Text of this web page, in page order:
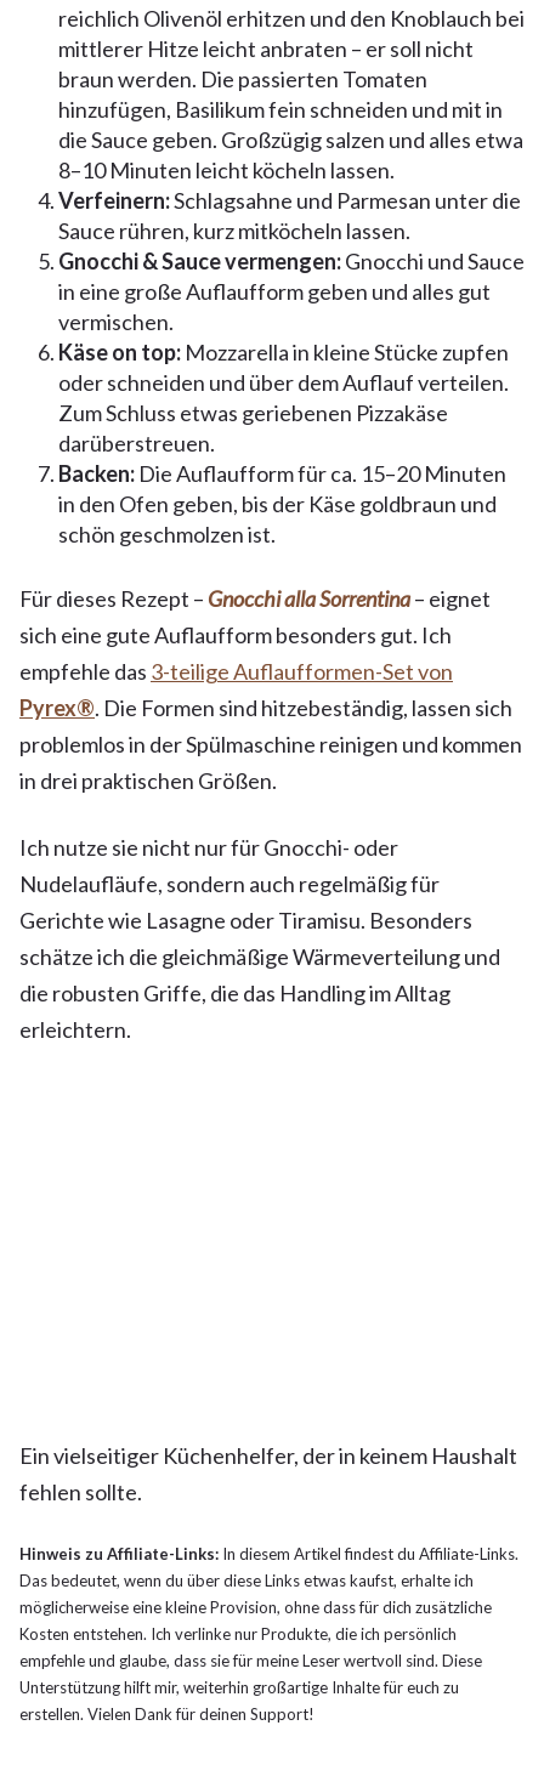
reichlich Olivenöl erhitzen und den Knoblauch bei
mittlerer Hitze leicht anbraten – er soll nicht
braun werden. Die passierten Tomaten
hinzufügen, Basilikum fein schneiden und mit in
die Sauce geben. Großzügig salzen und alles etwa
8–10 Minuten leicht köcheln lassen.
Verfeinern:Schlagsahne und Parmesan unter die
Sauce rühren, kurz mitköcheln lassen.
Gnocchi & Sauce vermengen:Gnocchi und Sauce
in eine große Auflaufform geben und alles gut
vermischen.
Käse on top: Mozzarella in kleine Stücke zupfen
oder schneiden und über dem Auflauf verteilen.
Zum Schluss etwas geriebenen Pizzakäse
darüberstreuen.
Backen: Die Auflaufform für ca. 15–20 Minuten
in den Ofen geben, bis der Käse goldbraun und
schön geschmolzen ist.
Für dieses Rezept – Gnocchi alla Sorrentina– eignet
sich eine gute Auflaufform besonders gut. Ich
empfehle das 3-teilige Auflaufformen-Set von
Pyrex®. Die Formen sind hitzebeständig, lassen sich
problemlos in der Spülmaschine reinigen und kommen
in drei praktischen Größen.
Ich nutze sie nicht nur für Gnocchi- oder
Nudelaufläufe, sondern auch regelmäßig für
Gerichte wie Lasagne oder Tiramisu. Besonders
schätze ich die gleichmäßige Wärmeverteilung und
die robusten Griffe, die das Handling im Alltag
erleichtern.
Ein vielseitiger Küchenhelfer, der in keinem Haushalt
fehlen sollte.
Hinweis zu Affiliate-Links: In diesem Artikel findest du Affiliate-Links.
Das bedeutet, wenn du über diese Links etwas kaufst, erhalte ich
möglicherweise eine kleine Provision, ohne dass für dich zusätzliche
Kosten entstehen. Ich verlinke nur Produkte, die ich persönlich
empfehle und glaube, dass sie für meine Leser wertvoll sind. Diese
Unterstützung hilft mir, weiterhin großartige Inhalte für euch zu
erstellen. Vielen Dank für deinen Support!